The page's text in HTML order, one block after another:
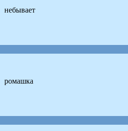
небывает
ромашка